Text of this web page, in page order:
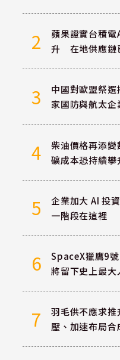
2
蘋果證實台積
升 在地供應鏈
3
中國對歐盟祭
家國防與航太企
4
柴油價格再添變
礦成本恐持續攀
5
企業加大 AI 投
一階段在這裡
6
SpaceX獵鷹9
將留下史上最大
7
羽毛供不應求
壓、加速布局合